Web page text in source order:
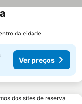
da cidade
Ver preços
dos sites de reserva